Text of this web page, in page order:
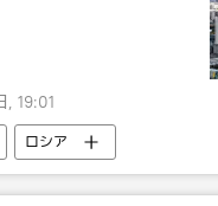
19:01
ロシア